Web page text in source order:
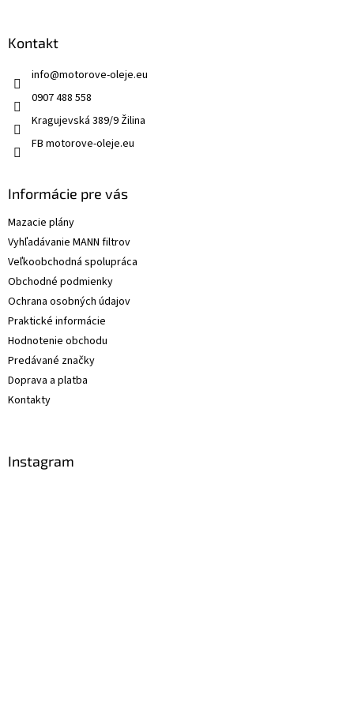
Kontakt
info@motorove-oleje.eu
0907 488 558
Kragujevská 389/9 Žilina
FB motorove-oleje.eu
Informácie pre vás
Mazacie plány
Vyhľadávanie MANN filtrov
Veľkoobchodná spolupráca
Obchodné podmienky
Ochrana osobných údajov
Praktické informácie
Hodnotenie obchodu
Predávané značky
Doprava a platba
Kontakty
Instagram